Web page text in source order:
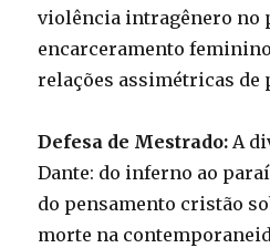
violência intragênero no
encarceramento
relações assimétricas de
Defesa de Mestrado:A
Dante: do inferno ao
do pensamento cristão
morte na